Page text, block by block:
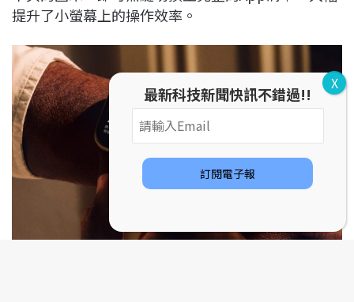
最新科技新聞快訊不錯過!!
訂閱電子報